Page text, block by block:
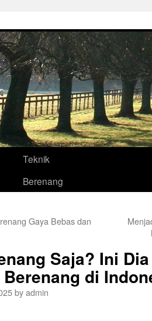
Teknik
Berenang
Gaya Bebas dan
Saja? Ini
di
byadmin